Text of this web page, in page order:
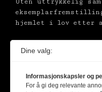
Uten uttrykkelig
hjemlet i lov etter
Dine valg:
Informasjonskapsler og
For å gi deg relevante